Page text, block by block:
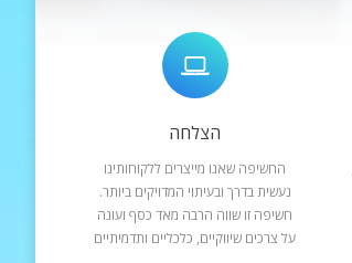
הצלחה
החשיפה שאנו מייצרים ללקוחותינו
נעשית בדרך ובעיתוי המדויקים ביותר.
חשיפה זו שווה הרבה מאד כסף ועונה
על צרכים שיווקיים, כלכליים ותדמיתיים